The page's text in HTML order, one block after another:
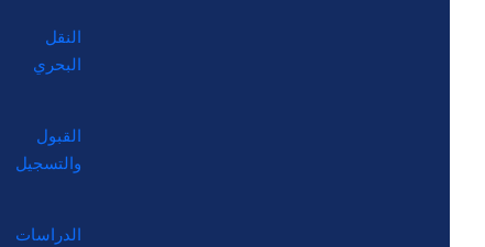
النقل
البحري
القبول
والتسجيل
الدراسات